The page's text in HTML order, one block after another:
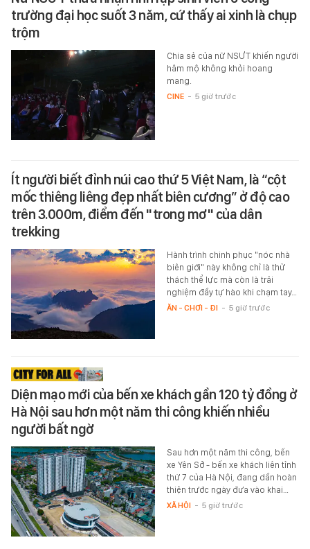
trường đại học suốt 3 năm, cứ thấy ai xinh là chụp
trộm
Chia sẻ của nữ NSƯT khiến người
hâm mộ không khỏi hoang
mang.
CINE - 5 giờ trước
Ít người biết đỉnh núi cao thứ 5 Việt Nam, là “cột
mốc thiêng liêng đẹp nhất biên cương” ở độ cao
trên 3.000m, điểm đến "trong mơ" của dân
trekking
Hành trình chinh phục "nóc nhà
biên giới" này không chỉ là thử
thách thể lực mà còn là trải
nghiệm đầy tự hào khi chạm tay…
ĂN - CHƠI - ĐI - 5 giờ trước
Diện mạo mới của bến xe khách gần 120 tỷ đồng ở
Hà Nội sau hơn một năm thi công khiến nhiều
người bất ngờ
Sau hơn một năm thi công, bến
xe Yên Sở - bến xe khách liên tỉnh
thứ 7 của Hà Nội, đang dần hoàn
thiện trước ngày đưa vào khai…
XÃ HỘI - 5 giờ trước